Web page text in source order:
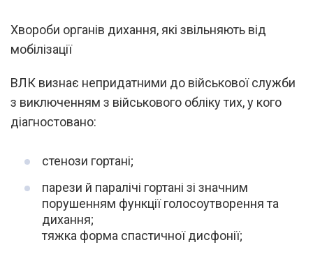
Хвороби органів дихання, які звільняють від
мобілізації
ВЛК визнає непридатними до військової служби
з виключенням з військового обліку тих, у кого
діагностовано:
стенози гортані;
парези й паралічі гортані зі значним
порушенням функції голосоутворення та
дихання;
тяжка форма спастичної дисфонії;